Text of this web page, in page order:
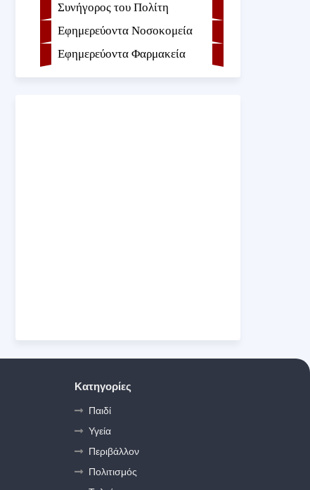
Συνήγορος του Πολίτη
Εφημερεύοντα Νοσοκομεία
Εφημερεύοντα Φαρμακεία
Κατηγορίες
Παιδί
Υγεία
Περιβάλλον
Πολιτισμός